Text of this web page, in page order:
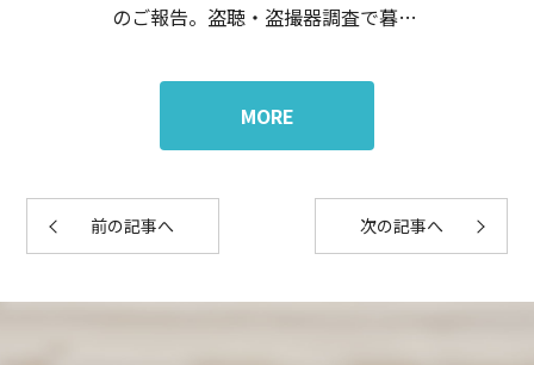
のご報告。盗聴・盗撮器調査で暮ら
MORE
前の記事へ 次の記事へ